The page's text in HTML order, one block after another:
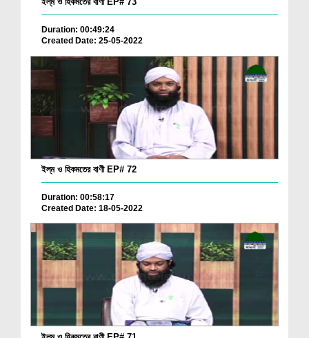
Duration: 00:49:24
Created Date: 25-05-2022
ইল্‌ম ও হিকমতের বাণী EP# 72
Duration: 00:58:17
Created Date: 18-05-2022